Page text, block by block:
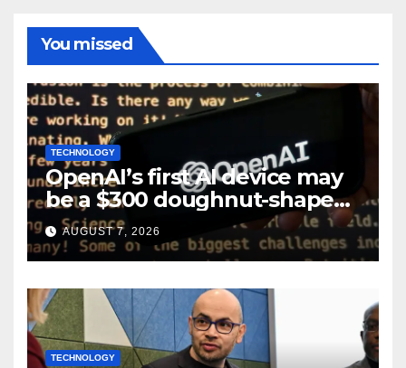
You missed
TECHNOLOGY
OpenAI’s first AI device may
be a $300 doughnut-shaped
smart speaker: Report
AUGUST 7, 2026
TECHNOLOGY